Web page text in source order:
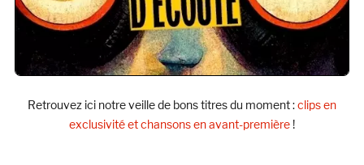
Retrouvez ici notre veille de bons titres du moment :clips en
exclusivité et chansons en avant-première !